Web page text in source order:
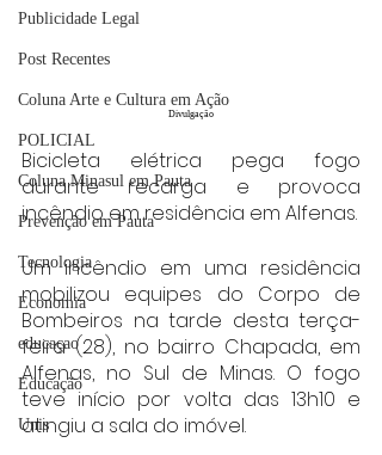
Publicidade Legal
Post Recentes
Coluna Arte e Cultura em Ação
POLICIAL
Coluna Minasul em Pauta
Prevenção em Pauta
Tecnologia
Economia
educaçao
Educação
Unis
Divulgação
Bicicleta elétrica pega fogo
durante recarga e provoca
incêndio em residência em Alfenas.
Um incêndio em uma residência
mobilizou equipes do Corpo de
Bombeiros na tarde desta terça-
feira (28), no bairro Chapada, em
Alfenas, no Sul de Minas. O fogo
teve início por volta das 13h10 e
atingiu a sala do imóvel.